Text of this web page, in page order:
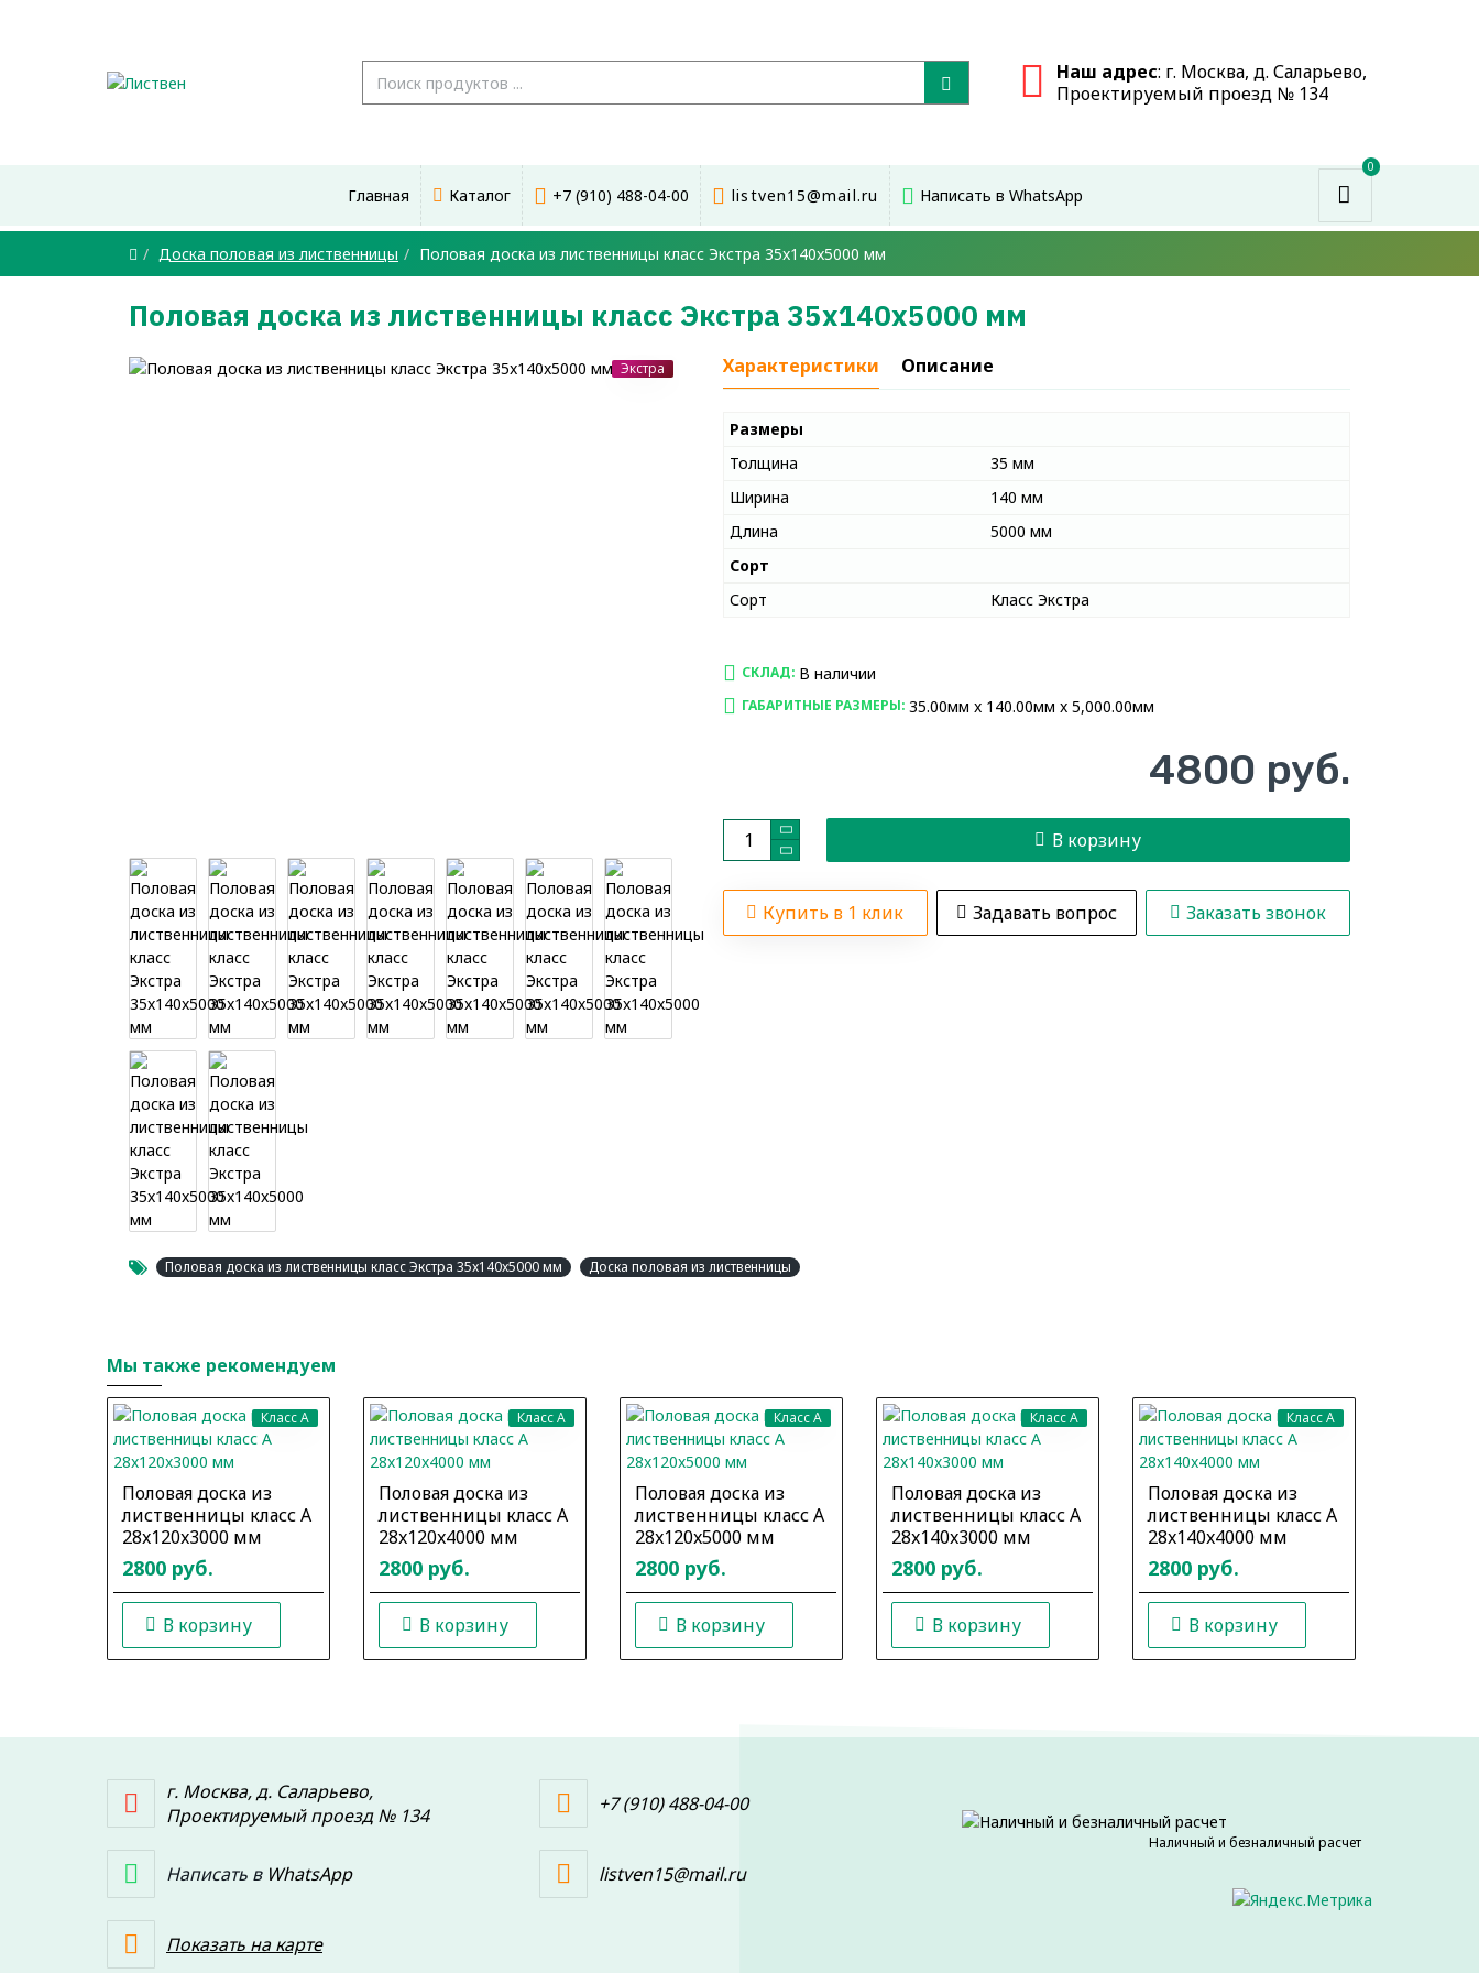
Наш адрес: г. Москва, д. Саларьево,
Проектируемый проезд № 134
Главная Каталог +7 (910) 488-04-00 listven15@mail.ru Написать в WhatsApp
0
Доска половая из лиственницы Половая доска из лиственницы класс Экстра 35x140x5000 мм
Половая доска из лиственницы класс Экстра 35x140x5000 мм
Экстра Характеристики Описание
Размеры
Толщина
35 мм
Ширина
140 мм
Длина
5000 мм
Сорт
Сорт
Класс Экстра
СКЛАД: В наличии
ГАБАРИТНЫЕ РАЗМЕРЫ: 35.00мм x 140.00мм x 5,000.00мм
4800 руб.
В корзину
Купить в 1 клик Задавать вопрос Заказать звонок
Половая доска из лиственницы класс Экстра 35x140x5000 мм Доска половая из лиственницы
Мы также рекомендуем
Класс A
Половая доска из
лиственницы класс А
28x120x3000 мм
2800 руб.
В корзину
Класс A
Половая доска из
лиственницы класс А
28x120x4000 мм
2800 руб.
В корзину
Класс A
Половая доска из
лиственницы класс А
28x120x5000 мм
2800 руб.
В корзину
Класс A
Половая доска из
лиственницы класс А
28x140x3000 мм
2800 руб.
В корзину
Класс A
Половая доска из
лиственницы класс А
28x140x4000 мм
2800 руб.
В корзину
г. Москва, д. Саларьево,
Проектируемый проезд № 134
+7 (910) 488-04-00
Написать в WhatsApp listven15@mail.ru
Показать на карте
Наличный и безналичный расчет